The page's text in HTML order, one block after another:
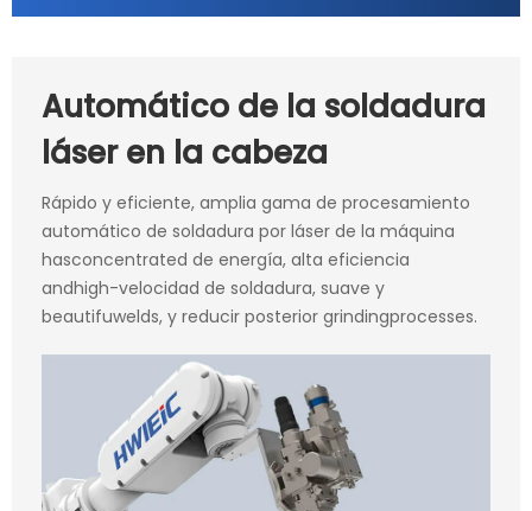
Automático de la soldadura
láser en la cabeza
Rápido y eficiente, amplia gama de procesamiento
automático de soldadura por láser de la máquina
hasconcentrated de energía, alta eficiencia
andhigh-velocidad de soldadura, suave y
beautifuwelds, y reducir posterior grindingprocesses.